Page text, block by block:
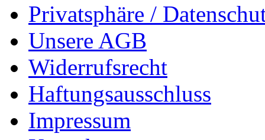
Privatsphäre /
Unsere AGB
Widerrufsrecht
Haftungsausschluss
Impressum